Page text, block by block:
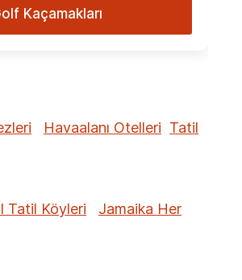
Kaçamakları
Havaalanı Otelleri Tatil
Tatil Köyleri
Jamaika Her